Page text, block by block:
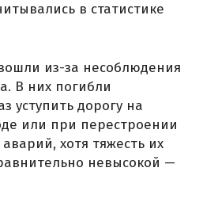
в статистике
из-за несоблюдения
В них погибли
уступить дорогу на
или при перестроении
хотя тяжесть их
невысокой —